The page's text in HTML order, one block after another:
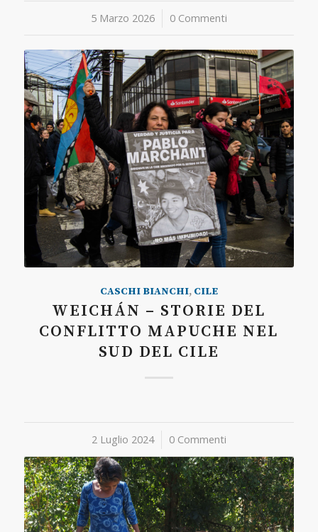
5 Marzo 2026
/ 0 Commenti
CASCHI BIANCHI, CILE
WEICHÁN – STORIE DEL
CONFLITTO MAPUCHE NEL
SUD DEL CILE
2 Luglio 2024
/ 0 Commenti